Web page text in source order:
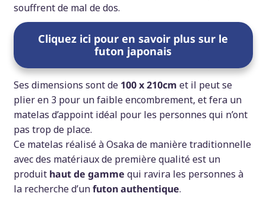
souffrent de mal de dos.
Cliquez ici pour en savoir plus sur le
futon japonais
Ses dimensions sont de 100 x 210cm et il peut se
plier en 3 pour un faible encombrement, et fera un
matelas d’appoint idéal pour les personnes qui n’ont
pas trop de place.
Ce matelas réalisé à Osaka de manière traditionnelle
avec des matériaux de première qualité est un
produit haut de gammequi ravira les personnes à
la recherche d’unfuton authentique.